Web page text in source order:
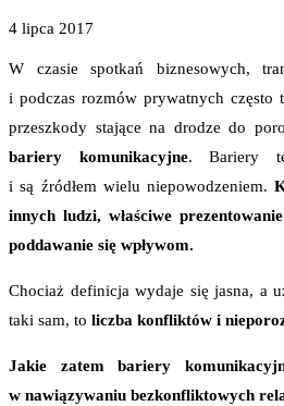
4 lipca 2017
W czasie spotkań biznesowych,
i podczas rozmów prywatnych często
przeszkody stające na drodze do
bariery komunikacyjne. Bariery te
i są źródłem wielu niepowodzeniem.
innych ludzi, właściwe
poddawanie się wpływom.
Chociaż definicja wydaje się jasna, a
taki sam, to liczba konfliktów i
Jakie zatem bariery
w nawiązywaniu bezkonfliktowych